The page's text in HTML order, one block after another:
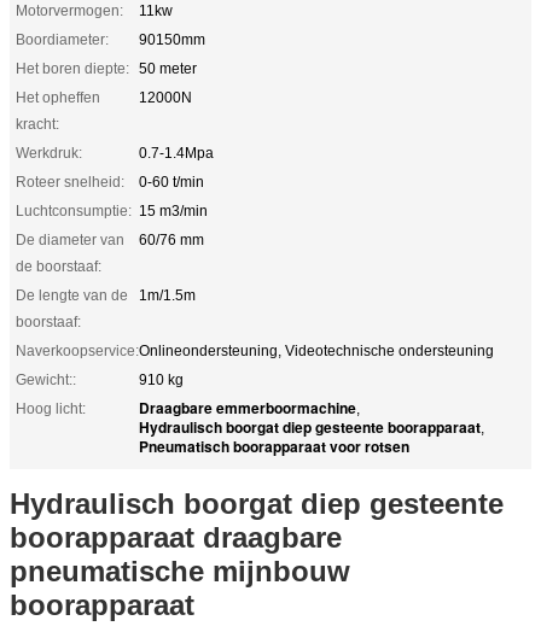
Motorvermogen:
11kw
Boordiameter:
90150mm
Het boren diepte: 50 meter
Het opheffen
kracht:
12000N
Werkdruk:
0.7-1.4Mpa
Roteer snelheid:
0-60 t/min
Luchtconsumptie: 15 m3/min
De diameter van
de boorstaaf:
60/76 mm
De lengte van de
boorstaaf:
1m/1.5m
Naverkoopservice:Onlineondersteuning, Videotechnische ondersteuning
Gewicht::
910 kg
Hoog licht:
Draagbare emmerboormachine,
Hydraulisch boorgat diep gesteente boorapparaat,
Pneumatisch boorapparaat voor rotsen
Hydraulisch boorgat diep gesteente
boorapparaat draagbare
pneumatische mijnbouw
boorapparaat